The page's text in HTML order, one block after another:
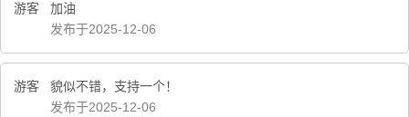
游客
加油
发布于2025-12-06
游客
貌似不错，支持一个！
发布于2025-12-06